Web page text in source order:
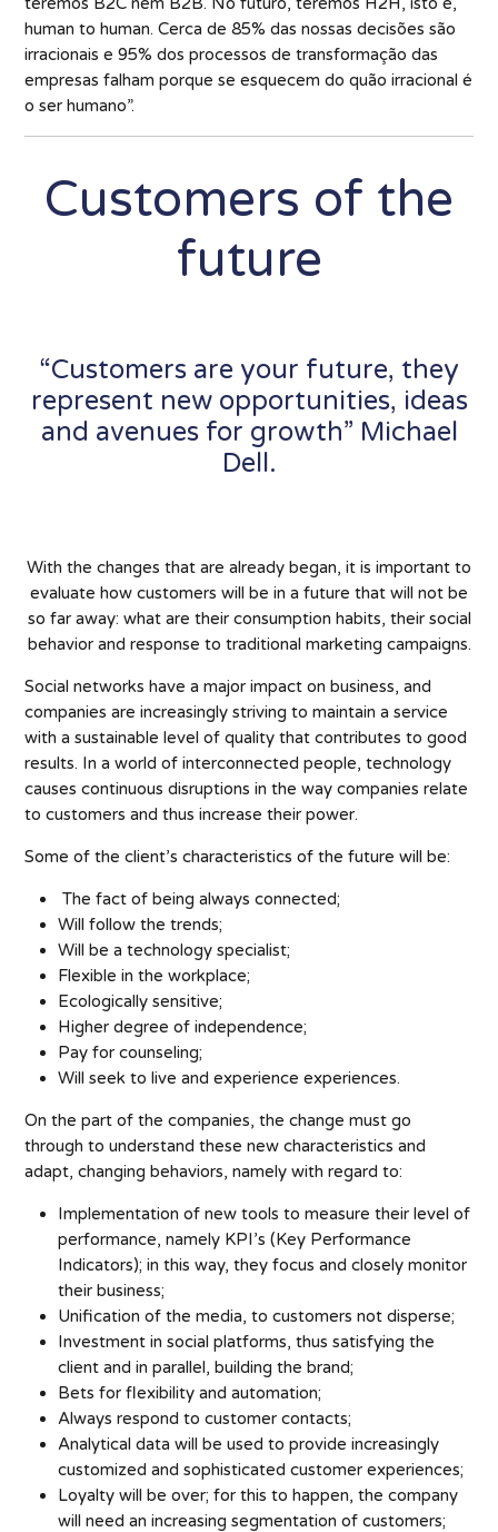
human to human. Cerca de 85% das nossas decisões são
irracionais e 95% dos processos de transformação das
empresas falham porque se esquecem do quão irracional é
o ser humano”.
Customers of the
future
“Customers are your future, they
represent new opportunities, ideas
and avenues for growth” Michael
Dell.
With the changes that are already began, it is important to
evaluate how customers will be in a future that will not be
so far away: what are their consumption habits, their social
behavior and response to traditional marketing campaigns.
Social networks have a major impact on business, and
companies are increasingly striving to maintain a service
with a sustainable level of quality that contributes to good
results. In a world of interconnected people, technology
causes continuous disruptions in the way companies relate
to customers and thus increase their power.
Some of the client’s characteristics of the future will be:
The fact of being always connected;
Will follow the trends;
Will be a technology specialist;
Flexible in the workplace;
Ecologically sensitive;
Higher degree of independence;
Pay for counseling;
Will seek to live and experience experiences.
On the part of the companies, the change must go
through to understand these new characteristics and
adapt, changing behaviors, namely with regard to:
Implementation of new tools to measure their level of
performance, namely KPI’s (Key Performance
Indicators); in this way, they focus and closely monitor
their business;
Unification of the media, to customers not disperse;
Investment in social platforms, thus satisfying the
client and in parallel, building the brand;
Bets for flexibility and automation;
Always respond to customer contacts;
Analytical data will be used to provide increasingly
customized and sophisticated customer experiences;
Loyalty will be over; for this to happen, the company
will need an increasing segmentation of customers;